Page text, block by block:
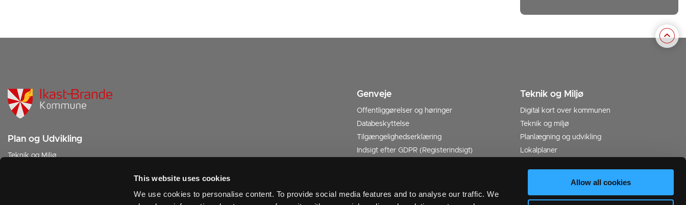
This website uses cookies
We use cookies to personalise content. To provide social media features and to analyse our traffic. We
Allow all cookies
Plan og Udvikling
Teknik og Miljø
Genveje
Offentliggørelser og høringer
Databeskyttelse
Tilgængelighedserklæring
Indsigt efter GDPR (Registerindsigt)
Teknik og Miljø
Digital kort over kommunen
Teknik og miljø
Planlægning og udvikling
Lokalplaner